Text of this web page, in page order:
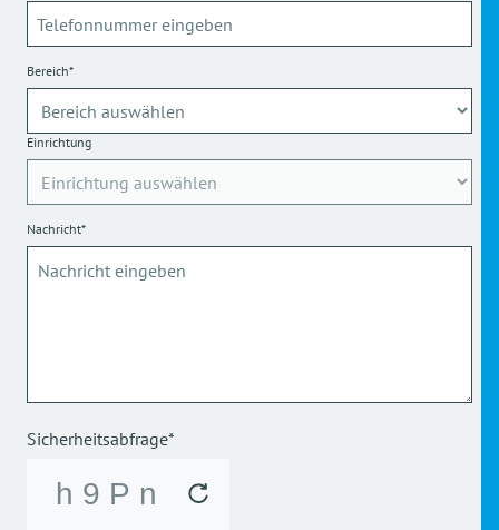
Bereich*
Einrichtung
Nachricht*
Sicherheitsabfrage*